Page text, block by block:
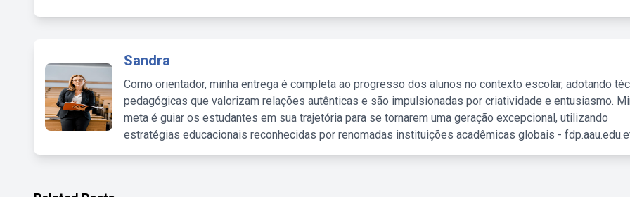
Sandra
Como orientador, minha entrega é completa ao progresso dos alunos no contexto escolar, adotando
pedagógicas que valorizam relações autênticas e são impulsionadas por criatividade e entusiasmo.
meta é guiar os estudantes em sua trajetória para se tornarem uma geração excepcional, utilizando
estratégias educacionais reconhecidas por renomadas instituições acadêmicas globais -